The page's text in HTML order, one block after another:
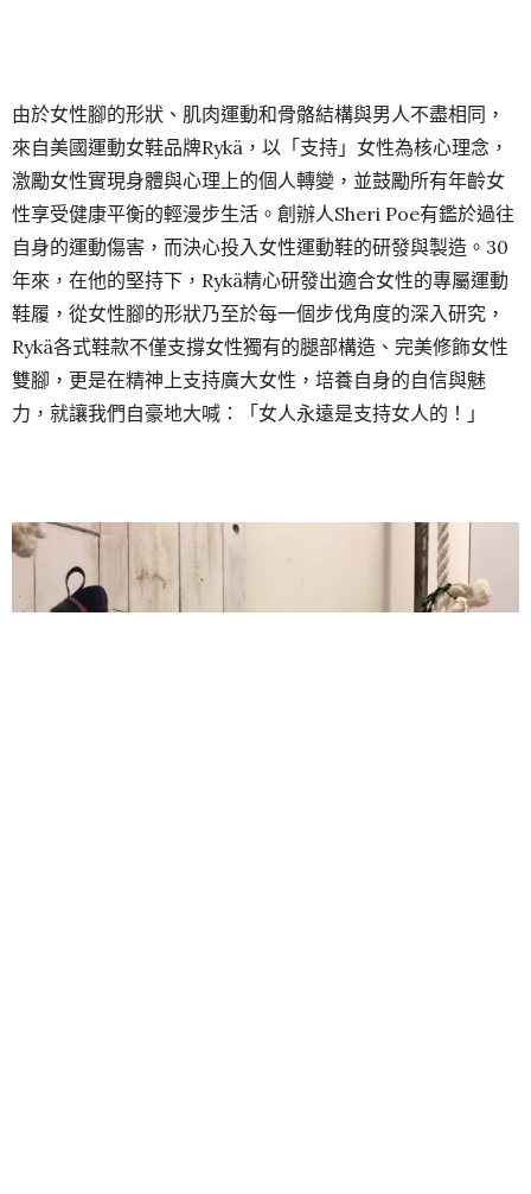
由於女性腳的形狀、肌肉運動和骨骼結構與男人不盡相同，
來自美國運動女鞋品牌Rykä，以「支持」女性為核心理念，
激勵女性實現身體與心理上的個人轉變，並鼓勵所有年齡女
性享受健康平衡的輕漫步生活。創辦人Sheri Poe有鑑於過往
自身的運動傷害，而決心投入女性運動鞋的研發與製造。30
年來，在他的堅持下，Rykä精心研發出適合女性的專屬運動
鞋履，從女性腳的形狀乃至於每一個步伐角度的深入研究，
Rykä各式鞋款不僅支撐女性獨有的腿部構造、完美修飾女性
雙腳，更是在精神上支持廣大女性，培養自身的自信與魅
力，就讓我們自豪地大喊：「女人永遠是支持女人的！」